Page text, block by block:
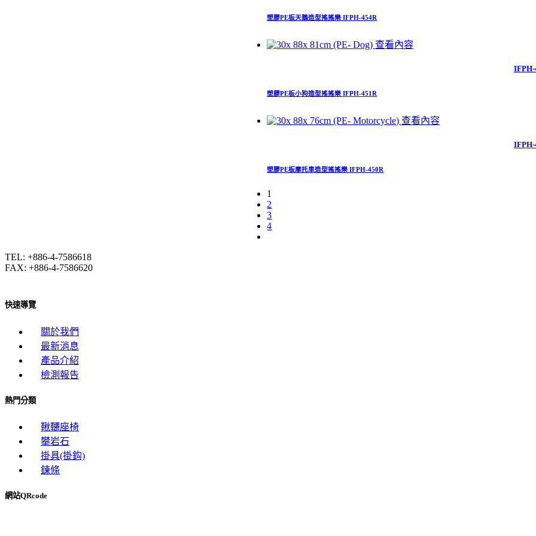
塑膠PE板天鵝造型搖搖樂 IFPH-454R
查看內容
IFPH-
塑膠PE板小狗造型搖搖樂 IFPH-451R
查看內容
IFPH-
塑膠PE板摩托車造型搖搖樂 IFPH-450R
1
2
3
4
TEL: +886-4-7586618
FAX: +886-4-7586620
快速導覽
關於我們
最新消息
產品介紹
檢測報告
熱門分類
鞦韆座椅
攀岩石
掛具(掛鈎)
鍊條
網站QRcode